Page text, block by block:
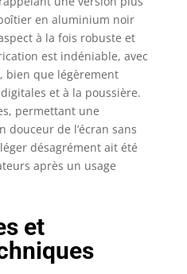
modalités de ce
vendeur
correspondant
s'appliquent. Contenu
de la livraison :
ordinateur portable
Asus ROG G501VW-
FI074T 39,6 cm (15,6
pouces) noir
en aluminium noir
à la fois robuste et
est indéniable, avec
bien que légèrement
et à la poussière.
permettant une
de l’écran sans
désagrément ait été
après un usage
et